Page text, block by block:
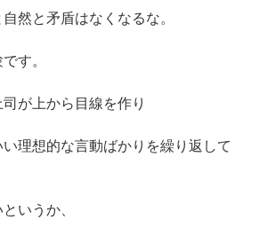
然と矛盾はなくなるな。
す。
が上から目線を作り
理想的な言動ばかりを繰り返して
いうか、